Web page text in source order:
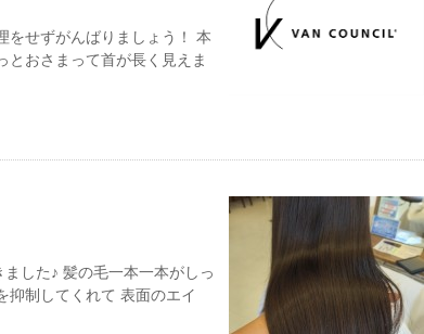
をせずがんばりましょう！ 本
とおさまって首が長く見えま
した♪ 髪の毛一本一本がしっ
抑制してくれて 表面のエイ